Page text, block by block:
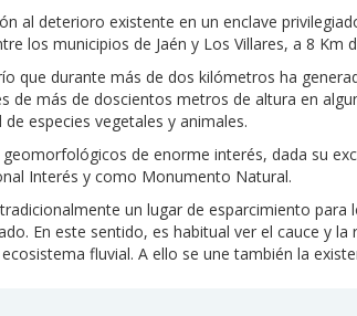
al deterioro existente en un enclave
los municipios de Jaén y Los Villares, a 8 Km
que durante más de dos kilómetros ha
de más de doscientos metros de altura en
especies vegetales y animales.
de enorme interés, dada su
Interés y como Monumento Natural.
un lugar de esparcimiento
En este sentido, es habitual ver el cauce y
fluvial. A ello se une también la